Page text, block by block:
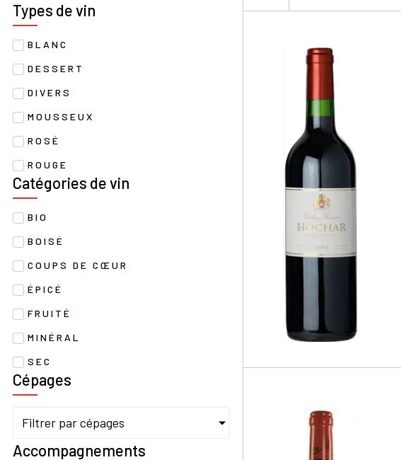
Types de vin
BLANC
DESSERT
DIVERS
MOUSSEUX
ROSÉ
ROUGE
Catégories de vin
BIO
BOISÉ
COUPS DE CŒUR
ÉPICÉ
FRUITÉ
MINÉRAL
SEC
Cépages
Filtrer par cépages
Accompagnements